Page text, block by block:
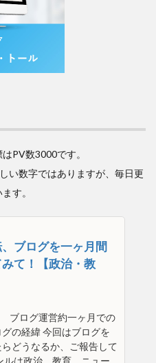
PV数3000です。
い数字ではありますが、毎日更
す。
ブログを一ヶ月間
て！【政治・教
ログ運営約一ヶ月での
の経緯 今回はブログを
どうなるか、ご報告して
ルは政治、教育、ニュー